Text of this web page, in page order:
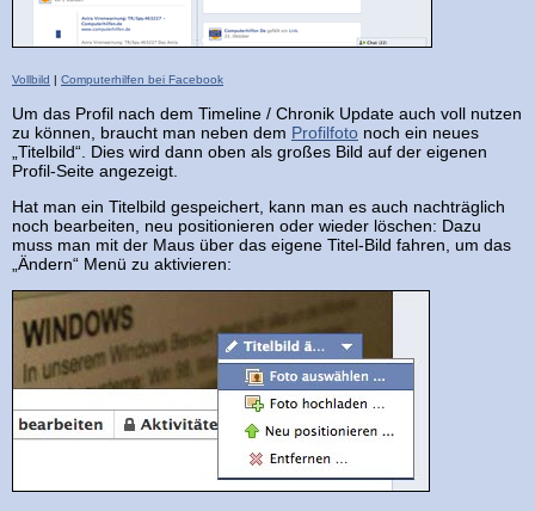
Vollbild | Computerhilfen bei Facebook
Um das Profil nach dem Timeline / Chronik Update auch voll nutzen
zu können, braucht man neben dem Profilfoto noch ein neues
„Titelbild“. Dies wird dann oben als großes Bild auf der eigenen
Profil-Seite angezeigt.
Hat man ein Titelbild gespeichert, kann man es auch nachträglich
noch bearbeiten, neu positionieren oder wieder löschen: Dazu
muss man mit der Maus über das eigene Titel-Bild fahren, um das
„Ändern“ Menü zu aktivieren: